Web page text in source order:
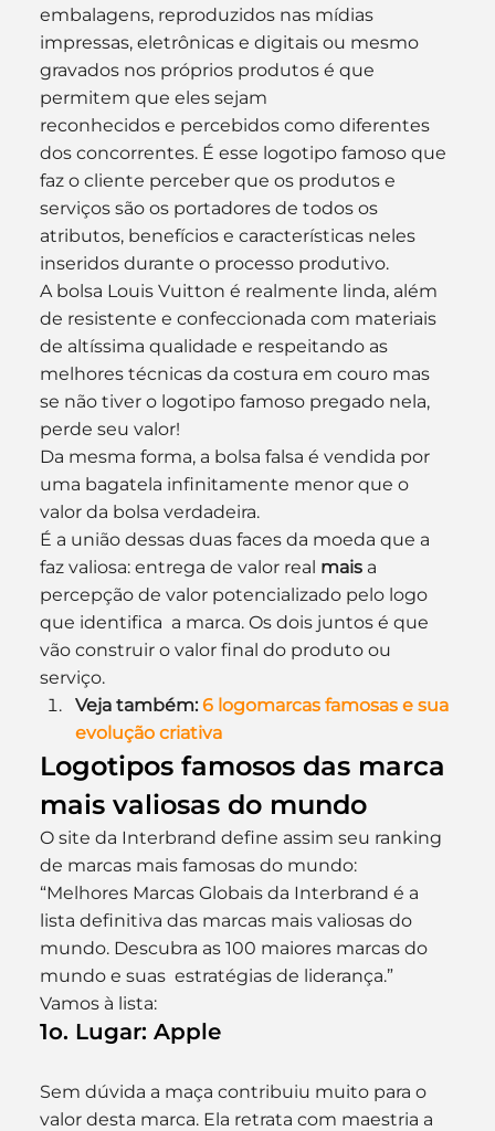
embalagens, reproduzidos nas mídias
impressas, eletrônicas e digitais ou mesmo
gravados nos próprios produtos é que
permitem que eles sejam
reconhecidos e percebidos como diferentes
dos concorrentes. É esse logotipo famoso que
faz o cliente perceber que os produtos e
serviços são os portadores de todos os
atributos, benefícios e características neles
inseridos durante o processo produtivo.
A bolsa Louis Vuitton é realmente linda, além
de resistente e confeccionada com materiais
de altíssima qualidade e respeitando as
melhores técnicas da costura em couro mas
se não tiver o logotipo famoso pregado nela,
perde seu valor!
Da mesma forma, a bolsa falsa é vendida por
uma bagatela infinitamente menor que o
valor da bolsa verdadeira.
É a união dessas duas faces da moeda que a
faz valiosa: entrega de valor real mais a
percepção de valor potencializado pelo logo
que identifica  a marca. Os dois juntos é que
vão construir o valor final do produto ou
serviço.
Veja também: 6 logomarcas famosas e sua
evolução criativa
Logotipos famosos das marca
mais valiosas do mundo
O site da Interbrand define assim seu ranking
de marcas mais famosas do mundo:
“Melhores Marcas Globais da Interbrand é a
lista definitiva das marcas mais valiosas do
mundo. Descubra as 100 maiores marcas do
mundo e suas  estratégias de liderança.”
Vamos à lista:
1o. Lugar: Apple
Sem dúvida a maça contribuiu muito para o
valor desta marca. Ela retrata com maestria a